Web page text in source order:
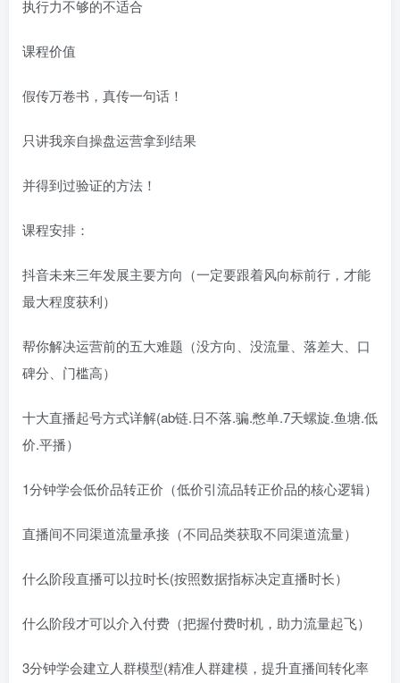
执行力不够的不适合
课程价值
假传万卷书，真传一句话！
只讲我亲自操盘运营拿到结果
并得到过验证的方法！
课程安排：
抖音未来三年发展主要方向（一定要跟着风向标前行，才能
最大程度获利）
帮你解决运营前的五大难题（没方向、没流量、落差大、口
碑分、门槛高）
十大直播起号方式详解(ab链.日不落.骗.憋单.7天螺旋.鱼塘.低
价.平播）
1分钟学会低价品转正价（低价引流品转正价品的核心逻辑）
直播间不同渠道流量承接（不同品类获取不同渠道流量）
什么阶段直播可以拉时长(按照数据指标决定直播时长）
什么阶段才可以介入付费（把握付费时机，助力流量起飞）
3分钟学会建立人群模型(精准人群建模，提升直播间转化率